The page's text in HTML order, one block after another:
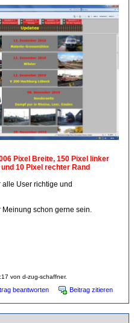
Pixel Breite, 150 Pixel linker
10 Pixel rechter Rand
alle User richtige und
schon gerne sein.
von d-zug-schaffner.
beantworten Beitrag zitieren